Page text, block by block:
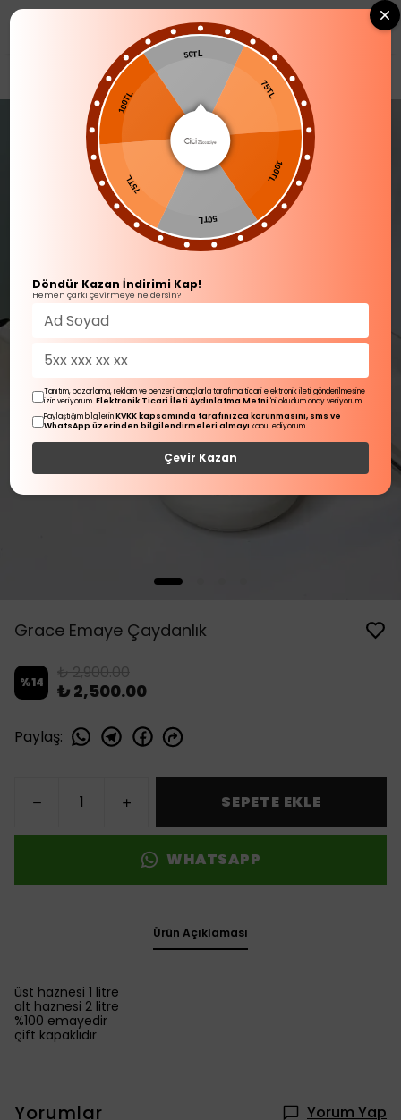
0
Grace Emaye Çaydanlık
%14 ₺ 2,900.00
₺ 2,500.00
Paylaş:
SEPETE EKLE
WHATSAPP
Ürün Açıklaması
üst haznesi 1 litre
alt haznesi 2 litre
%100 emayedir
çift kapaklıdır
Yorumlar Yorum Yap
50TL
75TL
100TL
50TL
75TL
100TL
Döndür Kazan İndirimi Kap!
Hemen çarkı çevirmeye ne dersin?
Tanıtım, pazarlama, reklam ve benzeri amaçlarla tarafıma ticari elektronik ileti gönderilmesine
izin veriyorum.Elektronik Ticari İleti Aydınlatma Metni 'ni okudum onay veriyorum.
Paylaştığım bilgilerinKVKK kapsamında tarafınızca korunmasını, sms ve
WhatsApp üzerinden bilgilendirmeleri almayı kabul ediyorum.
Çevir Kazan